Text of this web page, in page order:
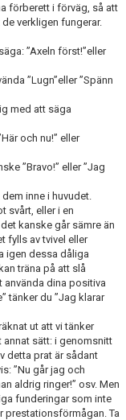
förberett i förväg, så att
verkligen fungerar.
”Axeln först!”eller
”Lugn”eller ”Spänn
med att säga
och nu!” eller
”Bravo!” eller ”Jag
inne i huvudet.
svårt, eller i en
kanske går sämre än
fylls av tvivel eller
igen dessa dåliga
träna på att slå
använda dina positiva
tänker du ”Jag klarar
ut att vi tänker
annat sätt: i genomsnitt
detta prat är sådant
”Nu går jag och
aldrig ringer!” osv. Men
funderingar som inte
prestationsförmågan. Ta